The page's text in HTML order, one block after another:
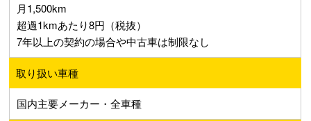
月1,500km
超過1kmあたり8円（税抜）
7年以上の契約の場合や中古車は制限なし
取り扱い車種
国内主要メーカー・全車種